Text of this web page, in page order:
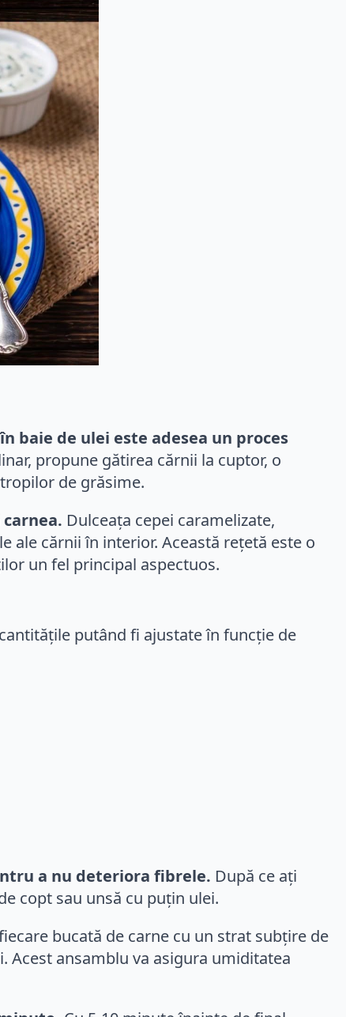
baie de ulei este adesea un proces
propune gătirea cărnii la cuptor, o
de grăsime.
Dulceața cepei caramelizate,
ale cărnii în interior. Această rețetă este o
un fel principal aspectuos.
putând fi ajustate în funcție de
a nu deteriora fibrele. După ce ați
copt sau unsă cu puțin ulei.
bucată de carne cu un strat subțire de
ansamblu va asigura umiditatea